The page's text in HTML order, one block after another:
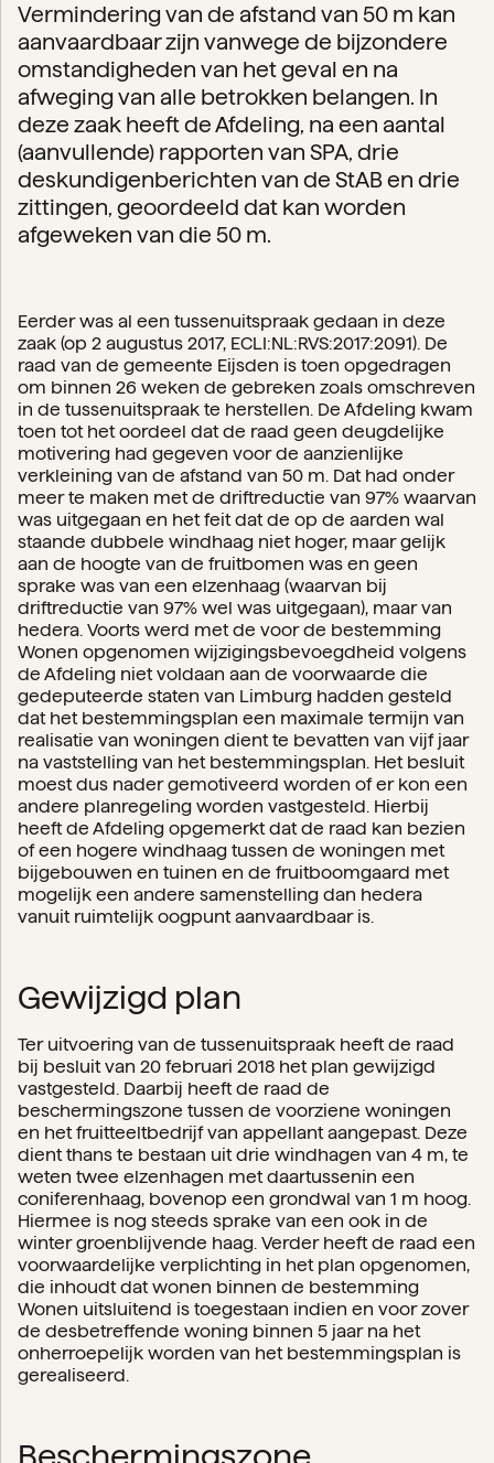
Vermindering van de afstand van 50 m kan
aanvaardbaar zijn vanwege de bijzondere
omstandigheden van het geval en na
afweging van alle betrokken belangen. In
deze zaak heeft de Afdeling, na een aantal
(aanvullende) rapporten van SPA, drie
deskundigenberichten van de StAB en drie
zittingen, geoordeeld dat kan worden
afgeweken van die 50 m.
Eerder was al een tussenuitspraak gedaan in deze
zaak (op 2 augustus 2017, ECLI:NL:RVS:2017:2091). De
raad van de gemeente Eijsden is toen opgedragen
om binnen 26 weken de gebreken zoals omschreven
in de tussenuitspraak te herstellen. De Afdeling kwam
toen tot het oordeel dat de raad geen deugdelijke
motivering had gegeven voor de aanzienlijke
verkleining van de afstand van 50 m. Dat had onder
meer te maken met de driftreductie van 97% waarvan
was uitgegaan en het feit dat de op de aarden wal
staande dubbele windhaag niet hoger, maar gelijk
aan de hoogte van de fruitbomen was en geen
sprake was van een elzenhaag (waarvan bij
driftreductie van 97% wel was uitgegaan), maar van
hedera. Voorts werd met de voor de bestemming
Wonen opgenomen wijzigingsbevoegdheid volgens
de Afdeling niet voldaan aan de voorwaarde die
gedeputeerde staten van Limburg hadden gesteld
dat het bestemmingsplan een maximale termijn van
realisatie van woningen dient te bevatten van vijf jaar
na vaststelling van het bestemmingsplan. Het besluit
moest dus nader gemotiveerd worden of er kon een
andere planregeling worden vastgesteld. Hierbij
heeft de Afdeling opgemerkt dat de raad kan bezien
of een hogere windhaag tussen de woningen met
bijgebouwen en tuinen en de fruitboomgaard met
mogelijk een andere samenstelling dan hedera
vanuit ruimtelijk oogpunt aanvaardbaar is.
Gewijzigd plan
Ter uitvoering van de tussenuitspraak heeft de raad
bij besluit van 20 februari 2018 het plan gewijzigd
vastgesteld. Daarbij heeft de raad de
beschermingszone tussen de voorziene woningen
en het fruitteeltbedrijf van appellant aangepast. Deze
dient thans te bestaan uit drie windhagen van 4 m, te
weten twee elzenhagen met daartussenin een
coniferenhaag, bovenop een grondwal van 1 m hoog.
Hiermee is nog steeds sprake van een ook in de
winter groenblijvende haag. Verder heeft de raad een
voorwaardelijke verplichting in het plan opgenomen,
die inhoudt dat wonen binnen de bestemming
Wonen uitsluitend is toegestaan indien en voor zover
de desbetreffende woning binnen 5 jaar na het
onherroepelijk worden van het bestemmingsplan is
gerealiseerd.